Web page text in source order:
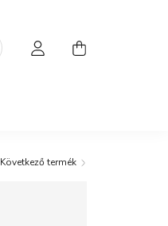
Következő termék